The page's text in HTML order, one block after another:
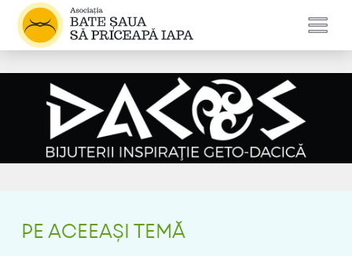
PE ACEEAȘI TEMĂ